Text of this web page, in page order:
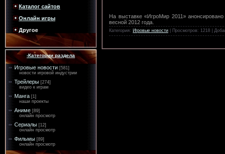
Каталог сайтов
Онлайн игры
Другое
-Категории раздела
Игровые новости [581]
новости игровой индустрии
Трейлеры [274]
видео к играм
Манга [1]
наши проекты
Аниме [89]
онлайн просмотр
Сериалы [12]
онлайн просмотр
Фильмы [89]
онлайн просмотр
На выставке «ИгроМир 2011»
весной 2012 года.
Категория: Игровые новости | Просмотров: 1218 |